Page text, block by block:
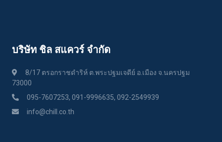
บริษัท ชิล สแควร์ จำกัด
8/17 ตรอกราชดำริห์ ต.พระปฐมเจดีย์ อ.เมือง จ.นครปฐม
73000
095-7607253, 091-9996635, 092-2549939
info@chill.co.th